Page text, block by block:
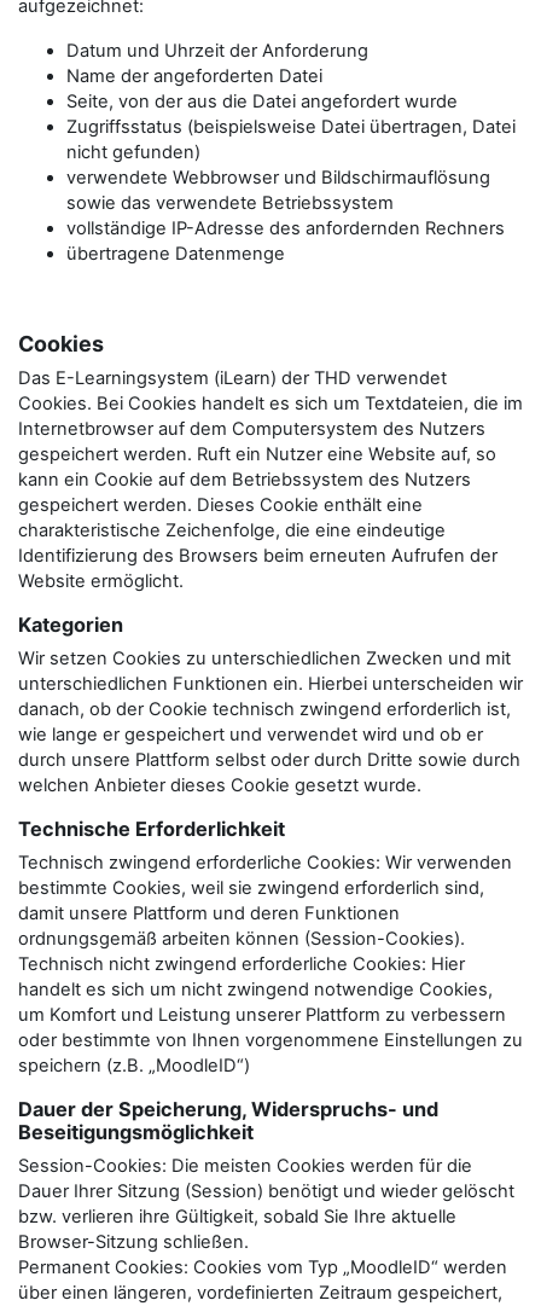
aufgezeichnet:
Datum und Uhrzeit der Anforderung
Name der angeforderten Datei
Seite, von der aus die Datei angefordert wurde
Zugriffsstatus (beispielsweise Datei übertragen, Datei
nicht gefunden)
verwendete Webbrowser und Bildschirmauflösung
sowie das verwendete Betriebssystem
vollständige IP-Adresse des anfordernden Rechners
übertragene Datenmenge
Cookies
Das E-Learningsystem (iLearn) der THD verwendet
Cookies. Bei Cookies handelt es sich um Textdateien, die im
Internetbrowser auf dem Computersystem des Nutzers
gespeichert werden. Ruft ein Nutzer eine Website auf, so
kann ein Cookie auf dem Betriebssystem des Nutzers
gespeichert werden. Dieses Cookie enthält eine
charakteristische Zeichenfolge, die eine eindeutige
Identifizierung des Browsers beim erneuten Aufrufen der
Website ermöglicht.
Kategorien
Wir setzen Cookies zu unterschiedlichen Zwecken und mit
unterschiedlichen Funktionen ein. Hierbei unterscheiden wir
danach, ob der Cookie technisch zwingend erforderlich ist,
wie lange er gespeichert und verwendet wird und ob er
durch unsere Plattform selbst oder durch Dritte sowie durch
welchen Anbieter dieses Cookie gesetzt wurde.
Technische Erforderlichkeit
Technisch zwingend erforderliche Cookies: Wir verwenden
bestimmte Cookies, weil sie zwingend erforderlich sind,
damit unsere Plattform und deren Funktionen
ordnungsgemäß arbeiten können (Session-Cookies).
Technisch nicht zwingend erforderliche Cookies: Hier
handelt es sich um nicht zwingend notwendige Cookies,
um Komfort und Leistung unserer Plattform zu verbessern
oder bestimmte von Ihnen vorgenommene Einstellungen zu
speichern (z.B. „MoodleID“)
Dauer der Speicherung, Widerspruchs- und
Beseitigungsmöglichkeit
Session-Cookies: Die meisten Cookies werden für die
Dauer Ihrer Sitzung (Session) benötigt und wieder gelöscht
bzw. verlieren ihre Gültigkeit, sobald Sie Ihre aktuelle
Browser-Sitzung schließen.
Permanent Cookies: Cookies vom Typ „MoodleID“ werden
über einen längeren, vordefinierten Zeitraum gespeichert,